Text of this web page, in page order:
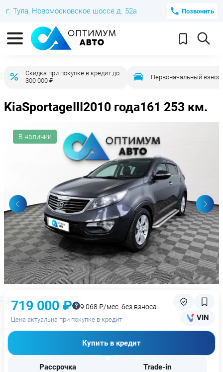
г. Тула, Новомосковское шоссе д. 52а Позвонить
Скидка при покупке в кредит до
300 000 ₽
Первоначальный взнос
KiaSportageIII2010 года161 253 км.
В наличии
719 000 ₽ 9 068 ₽/мес. без взноса
Цена актуальна при покупке в кредит VIN
Купить в кредит
Рассрочка Trade-in